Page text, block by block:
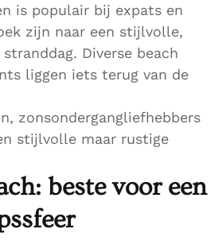
is populair bij expats en
zijn naar een stijlvolle,
Diverse beach
liggen iets terug van de
zonsondergangliefhebbers
stijlvolle maar rustige
beste voor een